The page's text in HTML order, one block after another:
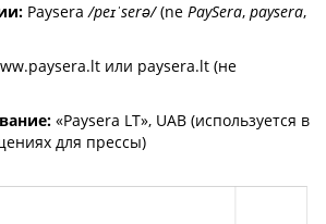
Paysera/peɪˈserə/(ne PaySera, paysera,
или paysera.lt (не
«Paysera LT», UAB (используется в
для прессы)